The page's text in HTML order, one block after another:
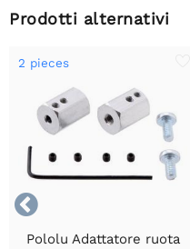
Prodotti alternativi

2 pieces
Pololu Adattatore ruota